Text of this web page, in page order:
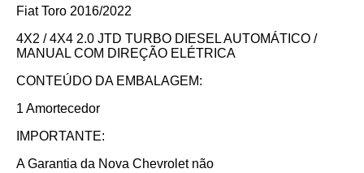
Fiat Toro 2016/2022
4X2 / 4X4 2.0 JTD TURBO DIESEL AUTOMÁTICO /
MANUAL COM DIREÇÃO ELÉTRICA
CONTEÚDO DA EMBALAGEM:
1 Amortecedor
IMPORTANTE:
A Garantia da Nova Chevrolet não